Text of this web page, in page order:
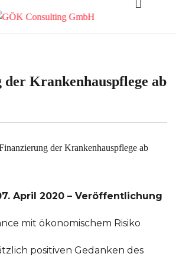
Krankenhauspflege ab
der Krankenhauspflege ab
April 2020 – Veröffentlichung
mit ökonomischem Risiko
positiven Gedanken des